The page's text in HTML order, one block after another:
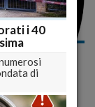
Nuova
i 40
di